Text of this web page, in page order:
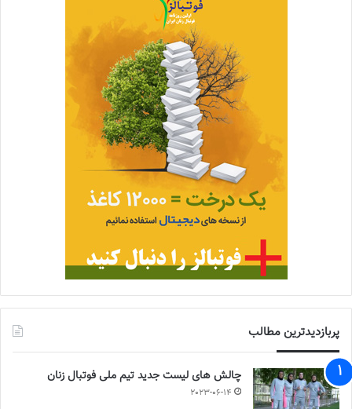
پربازدیدترین مطالب
چالش هاى ليست جدید تيم ملى فوتبال زنان
2023-06-14